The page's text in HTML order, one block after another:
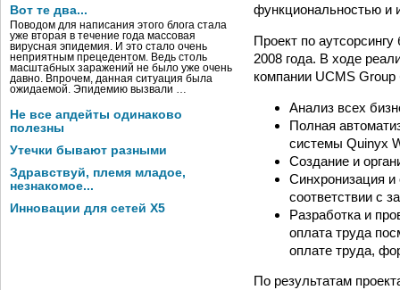
Вот те два...
Поводом для написания этого блога стала
уже вторая в течение года массовая
вирусная эпидемия. И это стало очень
неприятным прецедентом. Ведь столь
масштабных заражений не было уже очень
давно. Впрочем, данная ситуация была
ожидаемой. Эпидемию вызвали …
Не все апдейты одинаково
полезны
Утечки бывают разными
Здравствуй, племя младое,
незнакомое...
Инновации для сетей X5
функциональностью и
Проект по
2008 года. В ходе
компании UCMS
Анализ всех
Полная
системы Quinyx
Создание и
Синхронизация и
соответствии с
Разработка и
оплата труда
оплате труда,
По результатам